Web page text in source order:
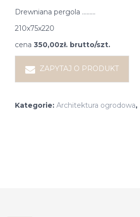
Drewniana pergola ………
210x75x220
cena 350,00zł. brutto/szt.
ZAPYTAJ O PRODUKT
Kategorie: Architektura ogrodowa,